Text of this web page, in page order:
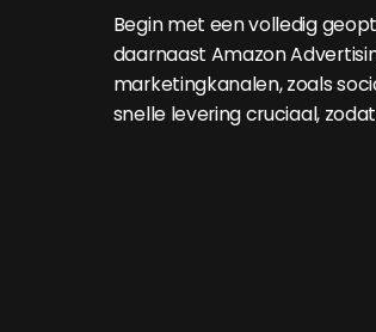
Begin met een volledig
daarnaast Amazon
marketingkanalen, zoals
snelle levering cruciaal,